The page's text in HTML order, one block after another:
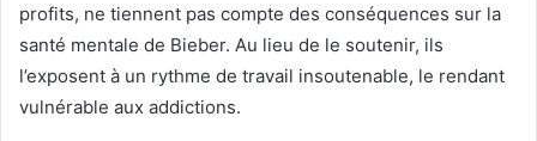
profits, ne tiennent pas compte des conséquences sur la
santé mentale de Bieber. Au lieu de le soutenir, ils
l’exposent à un rythme de travail insoutenable, le rendant
vulnérable aux addictions.